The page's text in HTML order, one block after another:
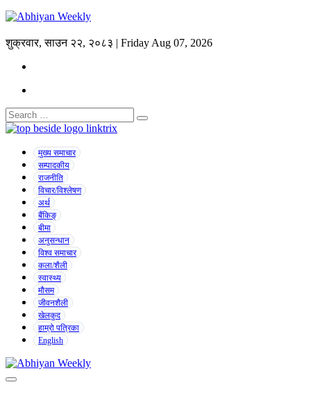
शुक्रवार, साउन २२, २०८३ | Friday Aug 07, 2026
मुख्य समाचार
सम्पादकीय
राजनीति
विचार/विश्लेषण
अर्थ
बैंकिङ्
बीमा
अनुसन्धान
विश्व समाचार
कला/शैली
स्वास्थ्य
मौसम
जीवनशैली
खेलकुद
हाम्रो पत्रिका
English